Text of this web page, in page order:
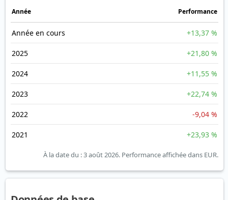
Année Performance
Année en cours +13,37 %
2025 +21,80 %
2024 +11,55 %
2023 +22,74 %
2022 -9,04 %
2021 +23,93 %
À la date du : 3 août 2026. Performance affichée dans EUR.